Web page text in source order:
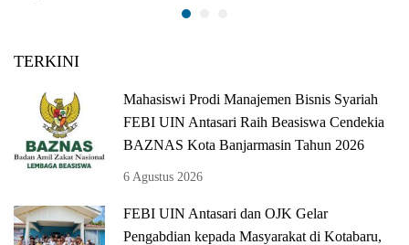
TERKINI
Mahasiswi Prodi Manajemen Bisnis Syariah
FEBI UIN Antasari Raih Beasiswa Cendekia
BAZNAS Kota Banjarmasin Tahun 2026
6 Agustus 2026
FEBI UIN Antasari dan OJK Gelar
Pengabdian kepada Masyarakat di Kotabaru,